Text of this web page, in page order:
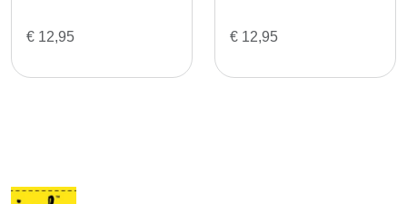
€ 12,95 € 12,95